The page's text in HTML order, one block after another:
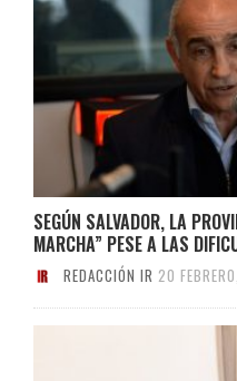
SEGÚN SALVADOR, LA
MARCHA” PESE A LAS
REDACCIÓN IR 20